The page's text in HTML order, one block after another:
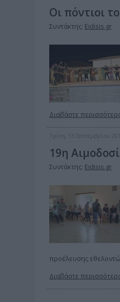
Οι πόντιοι
Συντάκτης: Eidisis.gr
Διαβάστε
Τρίτη, 13 Σεπτεμβρίου
19η
Συντάκτης: Eidisis.gr
προέλευσης
Διαβάστε